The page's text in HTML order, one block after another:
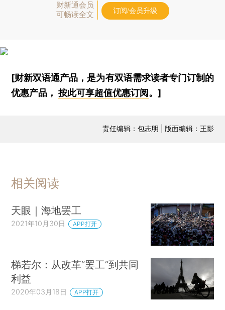
财新通会员
可畅读全文
订阅/会员升级
[财新双语通产品，是为有双语需求读者专门订制的
优惠产品，按此可享超值优惠订阅。]
责任编辑：包志明 | 版面编辑：王影
相关阅读
天眼｜海地罢工
2021年10月30日 APP打开
梯若尔：从改革“罢工”到共同
利益
2020年03月18日 APP打开